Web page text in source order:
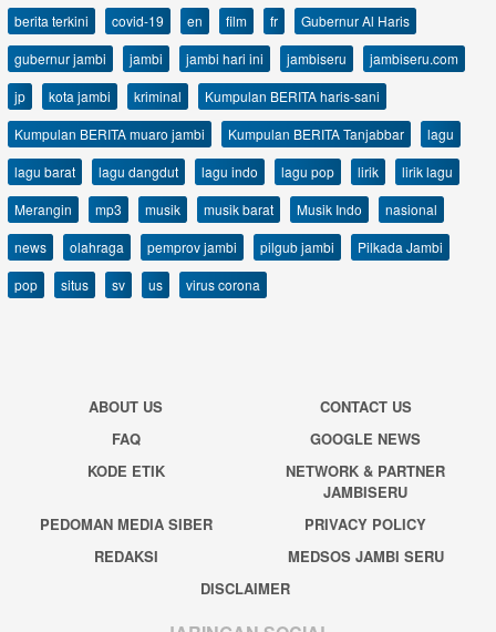
berita terkini
covid-19 en film fr
Gubernur Al Haris
gubernur jambi
jambi jambi hari ini jambiseru
jambiseru.com
jp
kota jambi kriminal
Kumpulan BERITA haris-sani
Kumpulan BERITA muaro jambi
Kumpulan BERITA Tanjabbar
lagu
lagu barat
lagu dangdut lagu indo lagu pop lirik
lirik lagu
Merangin
mp3 musik musik barat Musik Indo
nasional
news
olahraga pemprov jambi pilgub jambi
Pilkada Jambi
pop
situs sv us virus corona
ABOUT US
CONTACT US
FAQ
GOOGLE NEWS
KODE ETIK
NETWORK & PARTNER
JAMBISERU
PEDOMAN MEDIA SIBER
PRIVACY POLICY
REDAKSI
MEDSOS JAMBI SERU
DISCLAIMER